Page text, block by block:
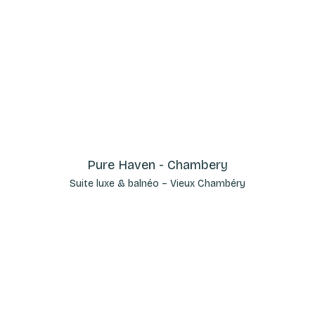
Pure Haven - Chambery
Suite luxe & balnéo – Vieux Chambéry